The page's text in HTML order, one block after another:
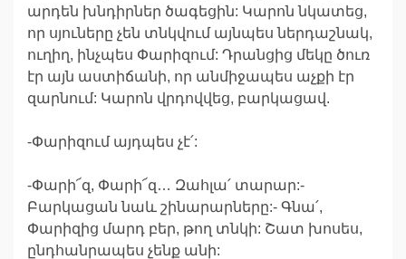
արդեն խնդիրներ ծագեցին: Կարոն նկատեց,
որ սյուները չեն տնկվում այնպես ներդաշնակ,
ուղիղ, ինչպես Փարիզում: Դրանցից մեկը ծուռ
էր այն աստիճանի, որ անմիջապես աչքի էր
զարնում: Կարոն վրդովվեց, բարկացավ.
-Փարիզում այդպես չէ՛:
-Փարի՜զ, Փարի՜զ… Զահլա՛ տարար:-
Բարկացան նաև շինարարները:- Գնա՛,
Փարիզից մարդ բեր, թող տնկի: Շատ խոսես,
ընդհանրապես չենք անի: